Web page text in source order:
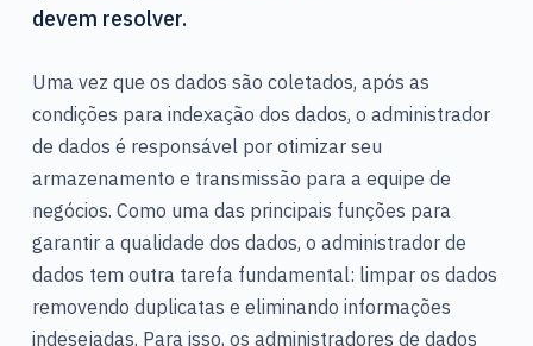
devem resolver.
Uma vez que os dados são coletados, após as
condições para indexação dos dados, o administrador
de dados é responsável por otimizar seu
armazenamento e transmissão para a equipe de
negócios. Como uma das principais funções para
garantir a qualidade dos dados, o administrador de
dados tem outra tarefa fundamental: limpar os dados
removendo duplicatas e eliminando informações
indesejadas. Para isso, os administradores de dados